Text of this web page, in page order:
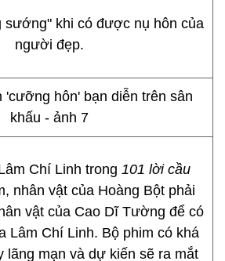
sướng" khi có được nụ hôn của
người đẹp.
Chí Linh trong 101 lời cầu
nhân vật của Hoàng Bột phải
vật của Cao Dĩ Tường để có
Lâm Chí Linh. Bộ phim có khá
lãng mạn và dự kiến sẽ ra mắt